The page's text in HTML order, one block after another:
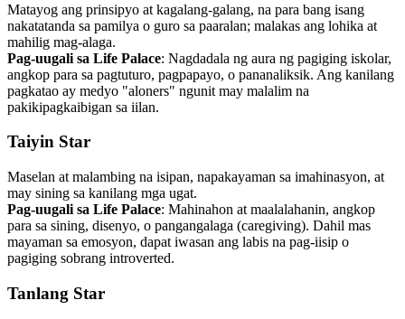
Matayog ang prinsipyo at kagalang-galang, na para bang isang
nakatatanda sa pamilya o guro sa paaralan; malakas ang lohika at
mahilig mag-alaga.
Pag-uugali sa Life Palace: Nagdadala ng aura ng pagiging iskolar,
angkop para sa pagtuturo, pagpapayo, o pananaliksik. Ang kanilang
pagkatao ay medyo "aloners" ngunit may malalim na
pakikipagkaibigan sa iilan.
Taiyin Star
Maselan at malambing na isipan, napakayaman sa imahinasyon, at
may sining sa kanilang mga ugat.
Pag-uugali sa Life Palace: Mahinahon at maalalahanin, angkop
para sa sining, disenyo, o pangangalaga (caregiving). Dahil mas
mayaman sa emosyon, dapat iwasan ang labis na pag-iisip o
pagiging sobrang introverted.
Tanlang Star